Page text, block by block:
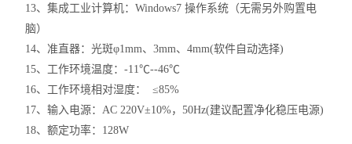
13、集成工业计算机：Windows7 操作系统（无需另外购置电
脑）
14、准直器：光斑φ1mm、3mm、4mm(软件自动选择)
15、工作环境温度：-11℃--46℃
16、工作环境相对湿度： ≤85%
17、输入电源：AC 220V±10%，50Hz(建议配置净化稳压电源)
18、额定功率：128W